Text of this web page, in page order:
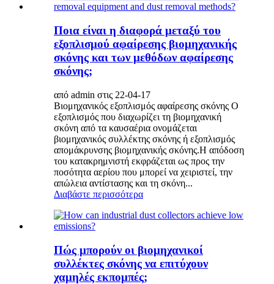
Ποια είναι η διαφορά μεταξύ του
εξοπλισμού αφαίρεσης βιομηχανικής
σκόνης και των μεθόδων αφαίρεσης
σκόνης;
από admin στις 22-04-17
Βιομηχανικός εξοπλισμός αφαίρεσης σκόνης Ο
εξοπλισμός που διαχωρίζει τη βιομηχανική
σκόνη από τα καυσαέρια ονομάζεται
βιομηχανικός συλλέκτης σκόνης ή εξοπλισμός
απομάκρυνσης βιομηχανικής σκόνης.Η απόδοση
του κατακρημνιστή εκφράζεται ως προς την
ποσότητα αερίου που μπορεί να χειριστεί, την
απώλεια αντίστασης και τη σκόνη...
Διαβάστε περισσότερα
Πώς μπορούν οι βιομηχανικοί
συλλέκτες σκόνης να επιτύχουν
χαμηλές εκπομπές;